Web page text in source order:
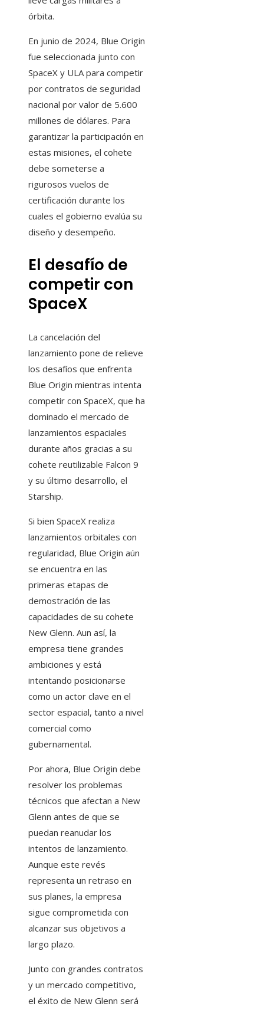
órbita.
En junio de 2024, Blue Origin
fue seleccionada junto con
SpaceX y ULA para competir
por contratos de seguridad
nacional por valor de 5.600
millones de dólares. Para
garantizar la participación en
estas misiones, el cohete
debe someterse a
rigurosos vuelos de
certificación durante los
cuales el gobierno evalúa su
diseño y desempeño.
El desafío de
competir con
SpaceX
La cancelación del
lanzamiento pone de relieve
los desafíos que enfrenta
Blue Origin mientras intenta
competir con SpaceX, que ha
dominado el mercado de
lanzamientos espaciales
durante años gracias a su
cohete reutilizable Falcon 9
y su último desarrollo, el
Starship.
Si bien SpaceX realiza
lanzamientos orbitales con
regularidad, Blue Origin aún
se encuentra en las
primeras etapas de
demostración de las
capacidades de su cohete
New Glenn. Aun así, la
empresa tiene grandes
ambiciones y está
intentando posicionarse
como un actor clave en el
sector espacial, tanto a nivel
comercial como
gubernamental.
Por ahora, Blue Origin debe
resolver los problemas
técnicos que afectan a New
Glenn antes de que se
puedan reanudar los
intentos de lanzamiento.
Aunque este revés
representa un retraso en
sus planes, la empresa
sigue comprometida con
alcanzar sus objetivos a
largo plazo.
Junto con grandes contratos
y un mercado competitivo,
el éxito de New Glenn será